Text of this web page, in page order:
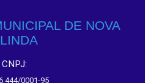
DE NOVA
CNPJ:
0001-95